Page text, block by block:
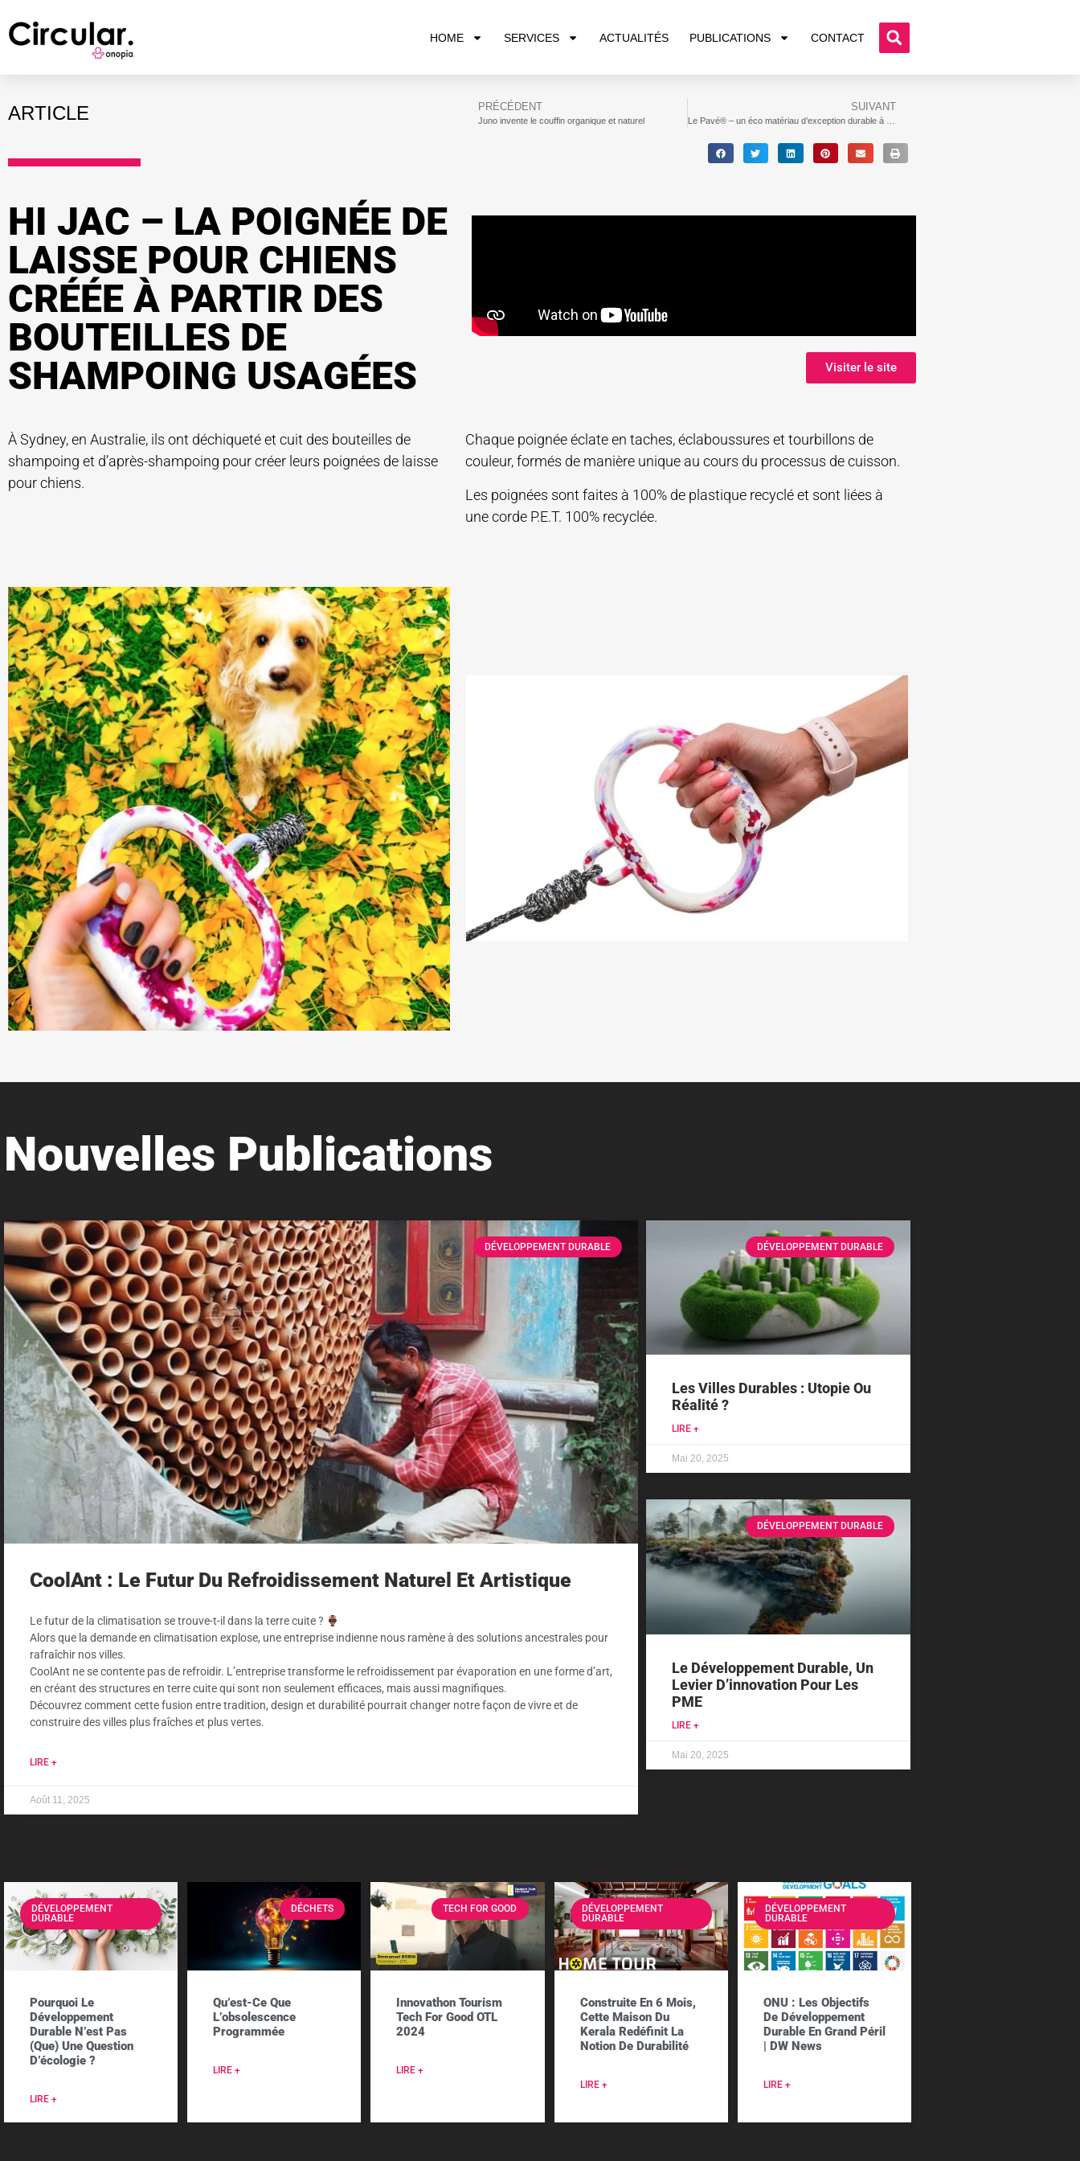
HOME SERVICES ACTUALITÉS PUBLICATIONS CONTACT
ARTICLE PRÉCÉDENT
Juno invente le couffin organique et naturel
SUIVANT
HI JAC – LA POIGNÉE DE
LAISSE POUR CHIENS
CRÉÉE À PARTIR DES
BOUTEILLES DE
SHAMPOING USAGÉES
Visiter le site
À Sydney, en Australie, ils ont déchiqueté et cuit des bouteilles de
shampoing et d’après-shampoing pour créer leurs poignées de laisse
pour chiens.
Chaque poignée éclate en taches, éclaboussures et tourbillons de
couleur, formés de manière unique au cours du processus de cuisson.
Les poignées sont faites à 100% de plastique recyclé et sont liées à
une corde P.E.T. 100% recyclée.
Nouvelles Publications
DÉVELOPPEMENT DURABLE
CoolAnt : Le Futur Du Refroidissement Naturel Et Artistique
Le futur de la climatisation se trouve-t-il dans la terre cuite ?
Alors que la demande en climatisation explose, une entreprise indienne nous ramène à des solutions ancestrales pour
rafraîchir nos villes.
CoolAnt ne se contente pas de refroidir. L’entreprise transforme le refroidissement par évaporation en une forme d’art,
en créant des structures en terre cuite qui sont non seulement efficaces, mais aussi magnifiques.
Découvrez comment cette fusion entre tradition, design et durabilité pourrait changer notre façon de vivre et de
construire des villes plus fraîches et plus vertes.
LIRE +
Août 11, 2025
DÉVELOPPEMENT DURABLE
Les Villes Durables : Utopie Ou
Réalité ?
LIRE +
Mai 20, 2025
DÉVELOPPEMENT DURABLE
Le Développement Durable, Un
Levier D’innovation Pour Les
PME
LIRE +
Mai 20, 2025
DÉVELOPPEMENT
DURABLE
Pourquoi Le
Développement
Durable N’est Pas
(que) Une Question
D’écologie ?
LIRE +
DÉCHETS
Qu’est-Ce Que
L’obsolescence
Programmée
LIRE +
TECH FOR GOOD
Innovathon Tourism
Tech For Good OTL
2024
LIRE +
DÉVELOPPEMENT
DURABLE
Construite En 6 Mois,
Cette Maison Du
Kerala Redéfinit La
Notion De Durabilité
LIRE +
DÉVELOPPEMENT
DURABLE
ONU : Les Objectifs
De Développement
Durable En Grand Péril
| DW News
LIRE +